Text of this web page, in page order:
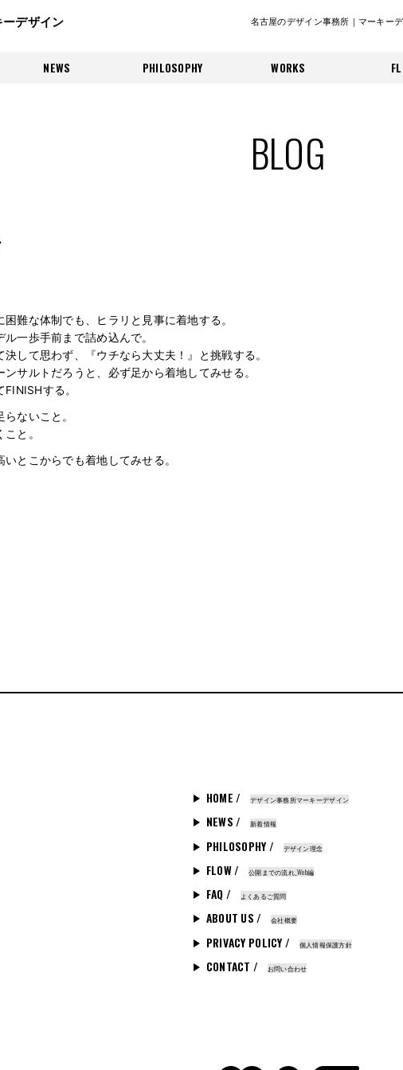
ーデザイン 名古屋のデザイン事務所｜マーキーデ
NEWS PHILOSOPHY WORKS
BLOG
難な体制でも、ヒラリと見事に着地する。
一歩手前まで詰め込んで。
して思わず、『ウチなら大丈夫！』と挑戦する。
サルトだろうと、必ず足から着地してみせる。
する。
ないこと。
と。
とこからでも着地してみせる。
HOME / デザイン事務所マーキーデザイン
NEWS / 新着情報
PHILOSOPHY / デザイン理念
FLOW / 公開までの流れ_Web編
FAQ / よくあるご質問
ABOUT US / 会社概要
PRIVACY POLICY / 個人情報保護方針
CONTACT / お問い合わせ